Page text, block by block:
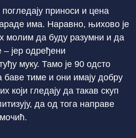
приноси и цена
има. Наравно, њихово је
молим да буду разумни и да
јер одређени
муку. Тамо је 90 одсто
баве тиме и они имају добру
који гледају да такав скуп
да од тога направе